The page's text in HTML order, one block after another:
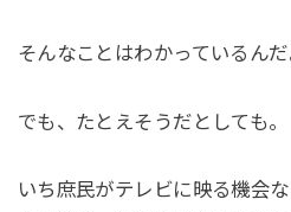
そんなことはわかっているんだ
でも、たとえそうだとしても。
いち庶民がテレビに映る機会